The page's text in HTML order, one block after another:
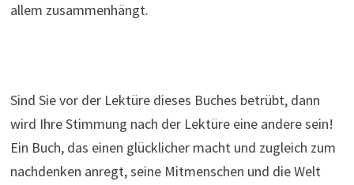
allem zusammenhängt.
Sind Sie vor der Lektüre dieses Buches betrübt, dann
wird Ihre Stimmung nach der Lektüre eine andere sein!
Ein Buch, das einen glücklicher macht und zugleich zum
nachdenken anregt, seine Mitmenschen und die Welt